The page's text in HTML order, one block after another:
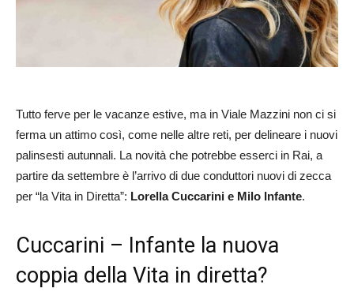
Tutto ferve per le vacanze estive, ma in Viale Mazzini non ci si
ferma un attimo così, come nelle altre reti, per delineare i nuovi
palinsesti autunnali. La novità che potrebbe esserci in Rai, a
partire da settembre è l’arrivo di due conduttori nuovi di zecca
per “la Vita in Diretta”: Lorella Cuccarini e Milo Infante.
Cuccarini – Infante la nuova
coppia della Vita in diretta?